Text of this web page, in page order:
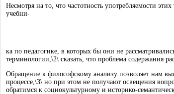
Несмотря на то, что частотность употребляемости
учебни-
ка по педагогике, в которых бы они не
терминологии,\2\ сказать, что проблема содержания
Обращение к философскому анализу позволяет нам
процессе,\3\ но при этом не получают освещения
обратимся к социокультурному и историко-